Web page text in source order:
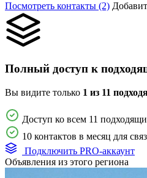
Посмотреть контакты (2)
Полный доступ к
Вы видите только 1 из 11
Доступ ко всем 11
10 контактов в месяц для
Подключить PRO-аккаунт
Объявления из этого региона